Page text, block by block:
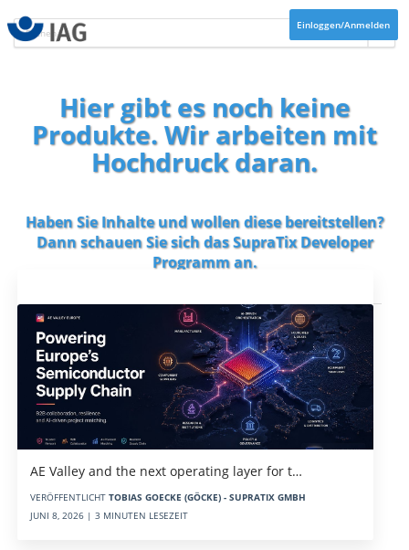
Einloggen/Anmelden
Hier gibt es noch keine
Produkte. Wir arbeiten mit
Hochdruck daran.
Haben Sie Inhalte und wollen diese bereitstellen?
Dann schauen Sie sich dasSupraTix Developer
Programman.
AE Valley and the next operating layer for t…
VERÖFFENTLICHT TOBIAS GOECKE (GÖCKE) - SUPRATIX GMBH
JUNI 8, 2026 | 3 MINUTEN LESEZEIT